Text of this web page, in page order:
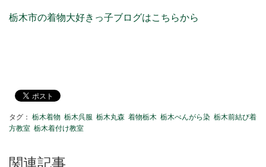
栃木市の着物大好きっ子ブログはこちらから
タグ： 栃木着物 栃木呉服 栃木丸森 着物栃木 栃木べんがら染 栃木前結び着
方教室 栃木着付け教室
関連記事